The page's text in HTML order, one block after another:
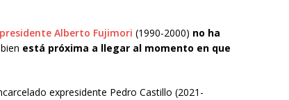
Alberto Fujimori (1990-2000) no ha
está próxima a llegar al momento en que
expresidente Pedro Castillo (2021-